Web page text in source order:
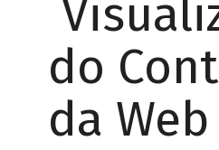
do
da Web